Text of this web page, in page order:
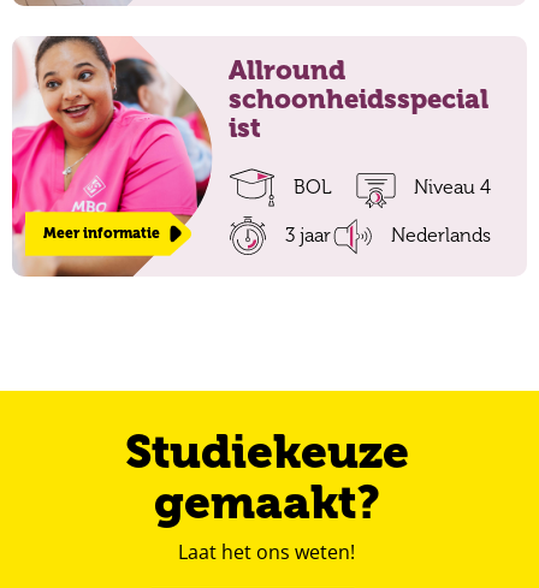
Meer informatie
Allround
schoonheidsspecial
ist
BOL Niveau 4
3 jaar Nederlands
Studiekeuze
gemaakt?
Laat het ons weten!